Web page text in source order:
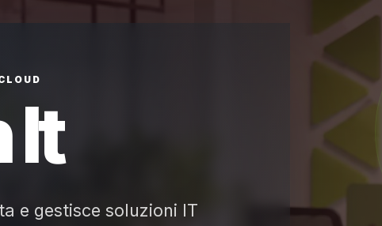
It
e gestisce soluzioni IT